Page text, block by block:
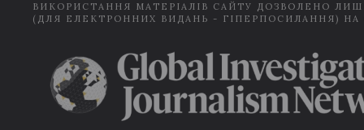
ВИКОРИСТАННЯ МАТЕРІАЛІВ САЙТУ ДОЗВОЛЕНО
(ДЛЯ ЕЛЕКТРОННИХ ВИДАНЬ - ГІПЕРПОСИЛАННЯ) НА